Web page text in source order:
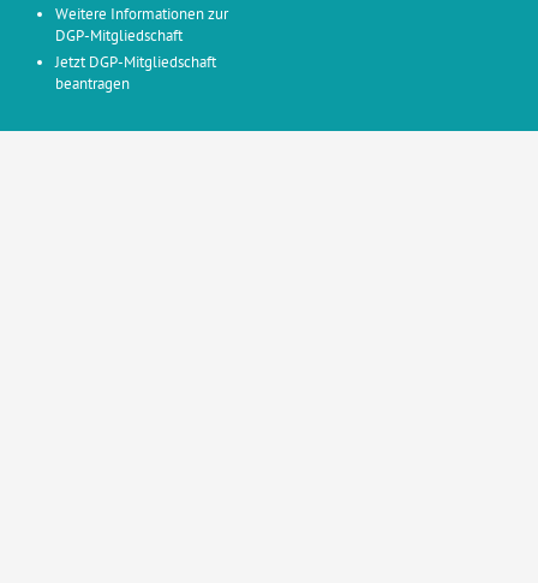
Weitere Informationen zur
DGP-Mitgliedschaft
Jetzt DGP-Mitgliedschaft
beantragen